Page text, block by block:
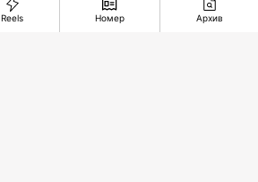
Reels Номер Архив